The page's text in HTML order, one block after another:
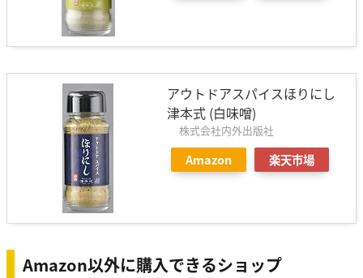
アウトドアスパイスほりにし
津本式 (白味噌)
株式会社内外出版社
Amazon 楽天市場
Amazon以外に購入できるショップ